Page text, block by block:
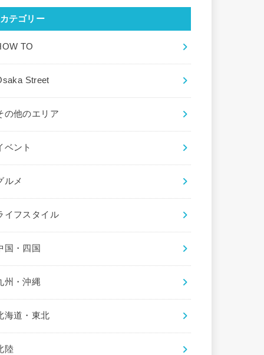
カテゴリー
TO
Street
の他のエリア
ベント
ルメ
イフスタイル
国・四国
州・沖縄
海道・東北
陸